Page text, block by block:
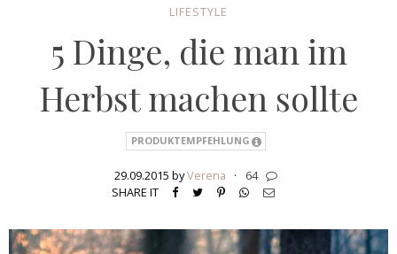
LIFESTYLE
5 Dinge, die man im
Herbst machen sollte
PRODUKTEMPFEHLUNG
29.09.2015 byVerena ·
64
SHARE IT